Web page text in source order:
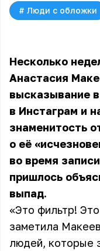
# Люди с обложки
Несколько
Анастасия
высказывание
в Инстаграм и
знаменитость
о её
во время
пришлось
выпад.
«Это фильтр!
заметила
людей, которые